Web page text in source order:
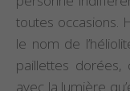
toutes occasions.
le nom de
paillettes dorées,
avec la lumière